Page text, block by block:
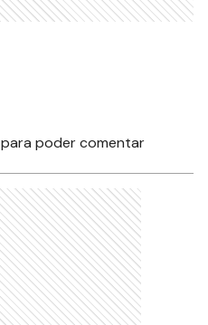
para poder comentar